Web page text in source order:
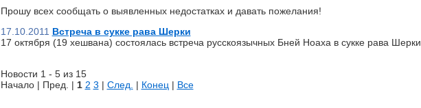
Прошу всех сообщать о выявленных недостатках и давать пожелания!
17.10.2011 Встреча в сукке рава Шерки
17 октября (19 хешвана) состоялась встреча русскоязычных Бней Ноаха в сукке рава Шерки.
Новости 1 - 5 из 15
Начало | Пред. | 1 2 3 | След. | Конец | Все